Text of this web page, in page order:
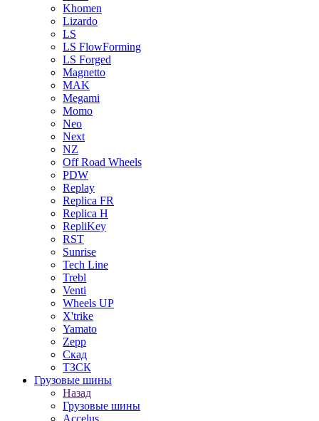
Khomen
Lizardo
LS
LS FlowForming
LS Forged
Magnetto
MAK
Megami
Momo
Neo
Next
NZ
Off Road Wheels
PDW
Replay
Replica FR
Replica H
RepliKey
RST
Sunrise
Tech Line
Trebl
Venti
Wheels UP
X'trike
Yamato
Zepp
Скад
ТЗСК
Грузовые шины
Назад
Грузовые шины
Accelus